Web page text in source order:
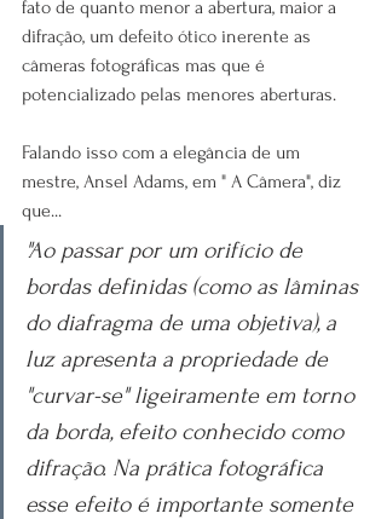
fato de quanto menor a abertura, maior a
difração, um defeito ótico inerente as
câmeras fotográficas mas que é
potencializado pelas menores aberturas.
Falando isso com a elegância de um
mestre, Ansel Adams, em " A Câmera", diz
que...
"Ao passar por um orifício de
bordas definidas (como as lâminas
do diafragma de uma objetiva), a
luz apresenta a propriedade de
"curvar-se" ligeiramente em torno
da borda, efeito conhecido como
difração. Na prática fotográfica
esse efeito é importante somente